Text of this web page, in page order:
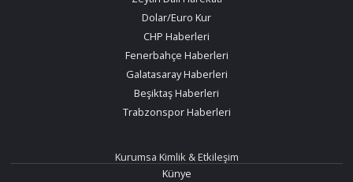
Dolar/Euro Kur
CHP Haberleri
Fenerbahçe Haberleri
Galatasaray Haberleri
Beşiktaş Haberleri
Trabzonspor Haberleri
Kurumsa Kimlik & Etkileşim
Künye